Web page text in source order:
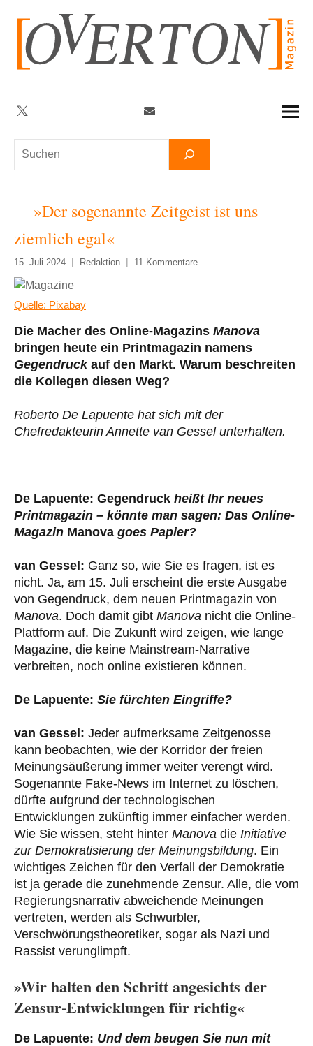
springen
Suchen
Twitter
»Der sogenannte Zeitgeist ist uns
ziemlich egal«
15. Juli 2024 Redaktion 11 Kommentare
Quelle: Pixabay
Die Macher des Online-Magazins Manova
bringen heute ein Printmagazin namens
Gegendruck auf den Markt. Warum beschreiten
die Kollegen diesen Weg?
Roberto De Lapuente hat sich mit der
Chefredakteurin Annette van Gessel unterhalten.
De Lapuente: Gegendruck heißt Ihr neues
Printmagazin – könnte man sagen: Das Online-
Magazin Manova goes Papier?
van Gessel: Ganz so, wie Sie es fragen, ist es
nicht. Ja, am 15. Juli erscheint die erste Ausgabe
von Gegendruck, dem neuen Printmagazin von
Manova. Doch damit gibt Manova nicht die Online-
Plattform auf. Die Zukunft wird zeigen, wie lange
Magazine, die keine Mainstream-Narrative
verbreiten, noch online existieren können.
De Lapuente: Sie fürchten Eingriffe?
van Gessel: Jeder aufmerksame Zeitgenosse
kann beobachten, wie der Korridor der freien
Meinungsäußerung immer weiter verengt wird.
Sogenannte Fake-News im Internet zu löschen,
dürfte aufgrund der technologischen
Entwicklungen zukünftig immer einfacher werden.
Wie Sie wissen, steht hinter Manova die Initiative
zur Demokratisierung der Meinungsbildung. Ein
wichtiges Zeichen für den Verfall der Demokratie
ist ja gerade die zunehmende Zensur. Alle, die vom
Regierungsnarrativ abweichende Meinungen
vertreten, werden als Schwurbler,
Verschwörungstheoretiker, sogar als Nazi und
Rassist verunglimpft.
»Wir halten den Schritt angesichts der
Zensur-Entwicklungen für richtig«
De Lapuente: Und dem beugen Sie nun mit